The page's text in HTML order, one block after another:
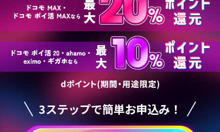
3ステップで簡単お申込み！